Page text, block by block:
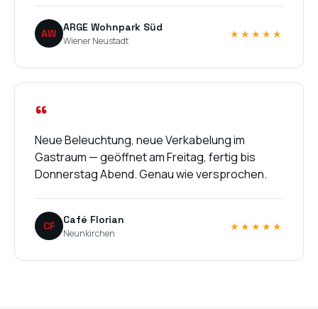
AW ARGE Wohnpark Süd
Wiener Neustadt
★★★★★
“
Neue Beleuchtung, neue Verkabelung im
Gastraum — geöffnet am Freitag, fertig bis
Donnerstag Abend. Genau wie versprochen.
CF Café Florian
Neunkirchen
★★★★★